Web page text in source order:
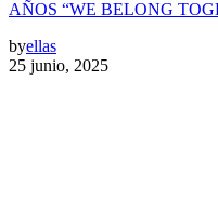
AÑOS “WE BELONG
byellas
25 junio, 2025